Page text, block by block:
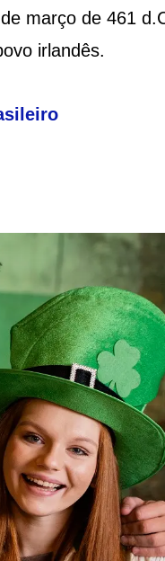
março de 461
irlandês.